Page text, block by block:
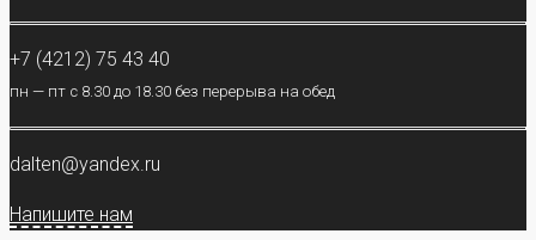
+7 (4212) 75 43 40
пн — пт с 8.30 до 18.30 без перерыва на обед
dalten@yandex.ru
Напишите нам